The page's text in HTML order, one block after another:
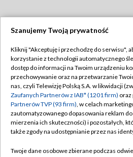
TVP
Abonament TVP
Emisja w TVP
Centrum informacji TVP
Naziemna Telewizja Cyfrowa
Regulamin
Polityka
Moje
Pomoc
Szanujemy Twoją prywatność
Kliknij "Akceptuję i przechodzę do serwisu",
korzystanie z technologii automatycznego
dostęp do informacji na Twoim urządzeniu
przechowywanie oraz na przetwarzanie
nas, czyli Telewizję Polską S.A. w likwidacji
Zaufanych Partnerów z IAB* (1201 firm) oraz
Partnerów TVP (93 firm), w celach
zautomatyzowanego dopasowania reklam
mierzenia ich skuteczności) i pozostałych,
także zgody na udostępnianie przez nas
Twoje dane osobowe zbierane podczas